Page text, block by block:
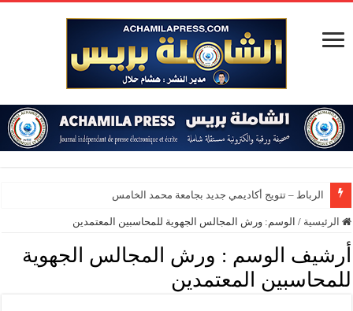
الرئيسية / الوسم:ورش المجالس الجهوية للمحاسبين المعتمدين
أرشيف الوسم : ورش المجالس الجهوية
للمحاسبين المعتمدين